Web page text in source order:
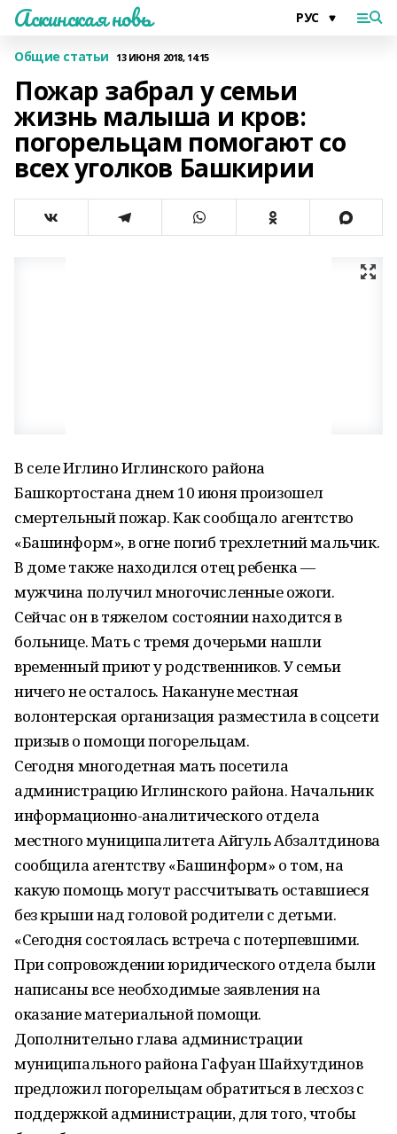
Аскинская новь
Общие статьи 13 ИЮНЯ 2018, 14:15
Пожар забрал у семьи
жизнь малыша и кров:
погорельцам помогают со
всех уголков Башкирии
В селе Иглино Иглинского района
Башкортостана днем 10 июня произошел
смертельный пожар. Как сообщало агентство
«Башинформ», в огне погиб трехлетний мальчик.
В доме также находился отец ребенка —
мужчина получил многочисленные ожоги.
Сейчас он в тяжелом состоянии находится в
больнице. Мать с тремя дочерьми нашли
временный приют у родственников. У семьи
ничего не осталось. Накануне местная
волонтерская организация разместила в соцсети
призыв о помощи погорельцам.
Сегодня многодетная мать посетила
администрацию Иглинского района. Начальник
информационно-аналитического отдела
местного муниципалитета Айгуль Абзалтдинова
сообщила агентству «Башинформ» о том, на
какую помощь могут рассчитывать оставшиеся
без крыши над головой родители с детьми.
«Сегодня состоялась встреча с потерпевшими.
При сопровождении юридического отдела были
написаны все необходимые заявления на
оказание материальной помощи.
Дополнительно глава администрации
муниципального района Гафуан Шайхутдинов
предложил погорельцам обратиться в лесхоз с
поддержкой администрации, для того, чтобы